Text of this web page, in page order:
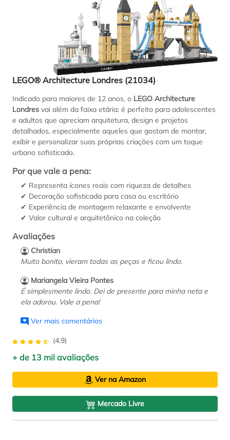
LEGO® Architecture Londres (21034)
Indicado para maiores de 12 anos, o LEGO Architecture
Londres vai além da faixa etária: é perfeito para adolescentes
e adultos que apreciam arquitetura, design e projetos
detalhados, especialmente aqueles que gostam de montar,
exibir e personalizar suas próprias criações com um toque
urbano sofisticado.
Por que vale a pena:
✔ Representa ícones reais com riqueza de detalhes
✔ Decoração sofisticada para casa ou escritório
✔ Experiência de montagem relaxante e envolvente
✔ Valor cultural e arquitetônico na coleção
Avaliações
Christian
Muito bonito, vieram todas as peças e ficou lindo.
Mariangela Vieira Pontes
É simplesmente lindo. Dei de presente para minha neta e
ela adorou. Vale a pena!
Ver mais comentários
(4.9)
+ de 13 mil avaliações
Ver na Amazon
Mercado Livre